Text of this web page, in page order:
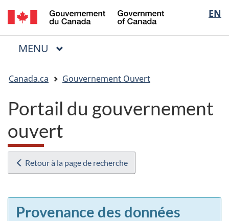
Passer
au
contenu
Passer
à
« Au
Passer
à
la
EN
of
Menu
MENU PRINCIPAL
êtes
ici
Canada.ca Gouvernement Ouvert
Portail du gouvernement
ouvert
Retour à la page de recherche
Provenance des données